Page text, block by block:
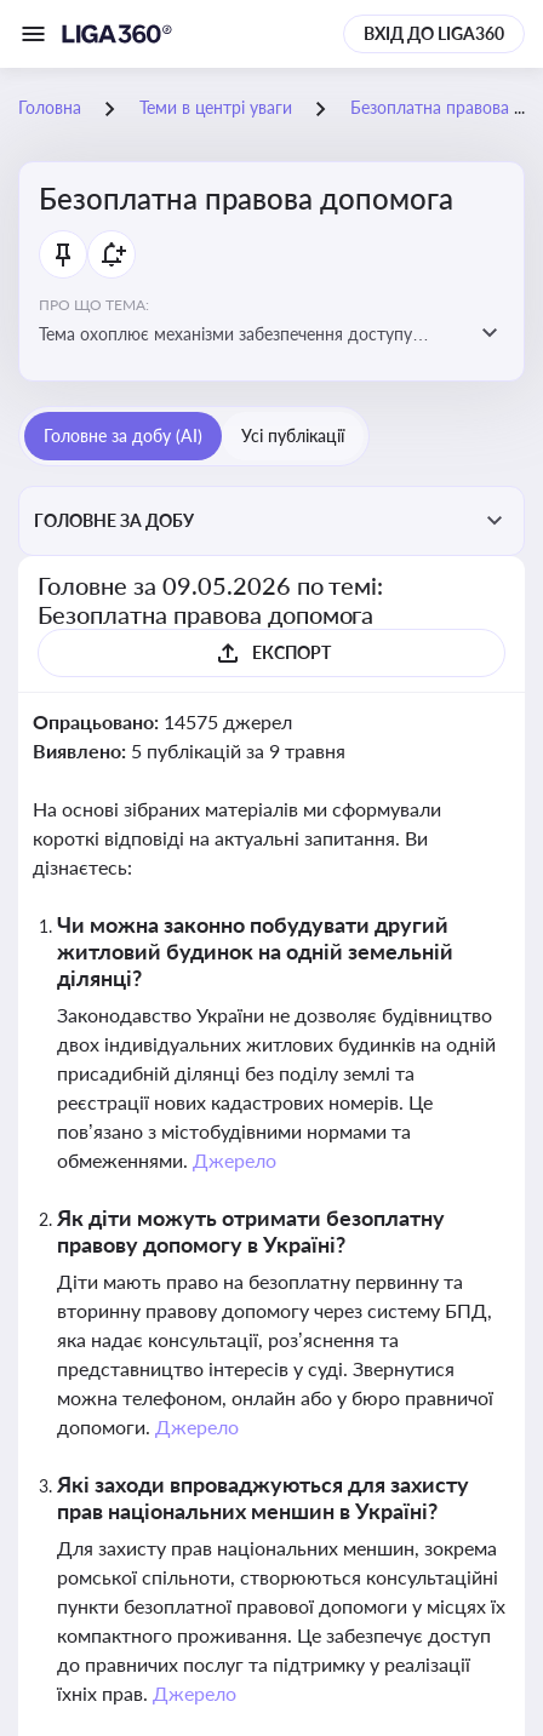
ВХІД ДО LIGA360
Головна Теми в центрі уваги Безоплатна правова допомога
Безоплатна правова допомога
ПРО ЩО ТЕМА:
Тема охоплює механізми забезпечення доступу
Головне за добу (AI) Усі публікації
ГОЛОВНЕ ЗА ДОБУ
Головне за 09.05.2026 по темі:
Безоплатна правова допомога
ЕКСПОРТ
Опрацьовано: 14575 джерел
Виявлено: 5 публікацій за 9 травня
На основі зібраних матеріалів ми сформували
короткі відповіді на актуальні запитання. Ви
дізнаєтесь:
Чи можна законно побудувати другий
житловий будинок на одній земельній
ділянці?
Законодавство України не дозволяє будівництво
двох індивідуальних житлових будинків на одній
присадибній ділянці без поділу землі та
реєстрації нових кадастрових номерів. Це
пов’язано з містобудівними нормами та
обмеженнями. Джерело
Як діти можуть отримати безоплатну
правову допомогу в Україні?
Діти мають право на безоплатну первинну та
вторинну правову допомогу через систему БПД,
яка надає консультації, роз’яснення та
представництво інтересів у суді. Звернутися
можна телефоном, онлайн або у бюро правничої
допомоги. Джерело
Які заходи впроваджуються для захисту
прав національних меншин в Україні?
Для захисту прав національних меншин, зокрема
ромської спільноти, створюються консультаційні
пункти безоплатної правової допомоги у місцях їх
компактного проживання. Це забезпечує доступ
до правничих послуг та підтримку у реалізації
їхніх прав. Джерело